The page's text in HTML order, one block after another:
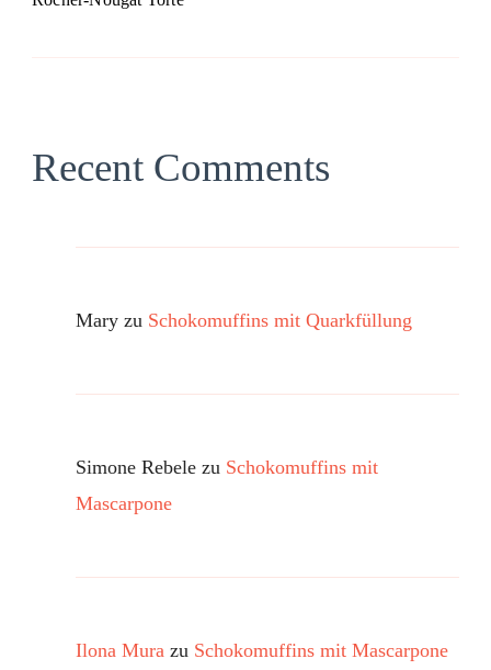
Recent Comments
Mary zu Schokomuffins mit Quarkfüllung
Simone Rebele zu Schokomuffins mit
Mascarpone
Ilona Mura zu Schokomuffins mit Mascarpone